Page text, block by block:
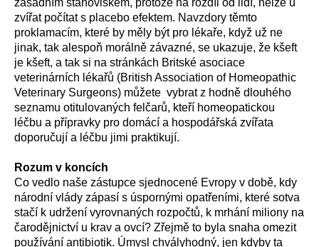
zásadním stanoviskem, protože na rozdíl od lidí, nelze u
zvířat počítat s placebo efektem. Navzdory těmto
proklamacím, které by měly být pro lékaře, když už ne
jinak, tak alespoň morálně závazné, se ukazuje, že kšeft
je kšeft, a tak si na stránkách Britské asociace
veterinárních lékařů (British Association of Homeopathic
Veterinary Surgeons) můžete vybrat z hodně dlouhého
seznamu otitulovaných felčarů, kteří homeopatickou
léčbu a přípravky pro domácí a hospodářská zvířata
doporučují a léčbu jimi praktikují.
Rozum v koncích
Co vedlo naše zástupce sjednocené Evropy v době, kdy
národní vlády zápasí s úspornými opatřeními, které sotva
stačí k udržení vyrovnaných rozpočtů, k mrhání miliony na
čarodějnictví u krav a ovcí? Zřejmě to byla snaha omezit
používání antibiotik. Úmysl chvályhodný, jen kdyby ta